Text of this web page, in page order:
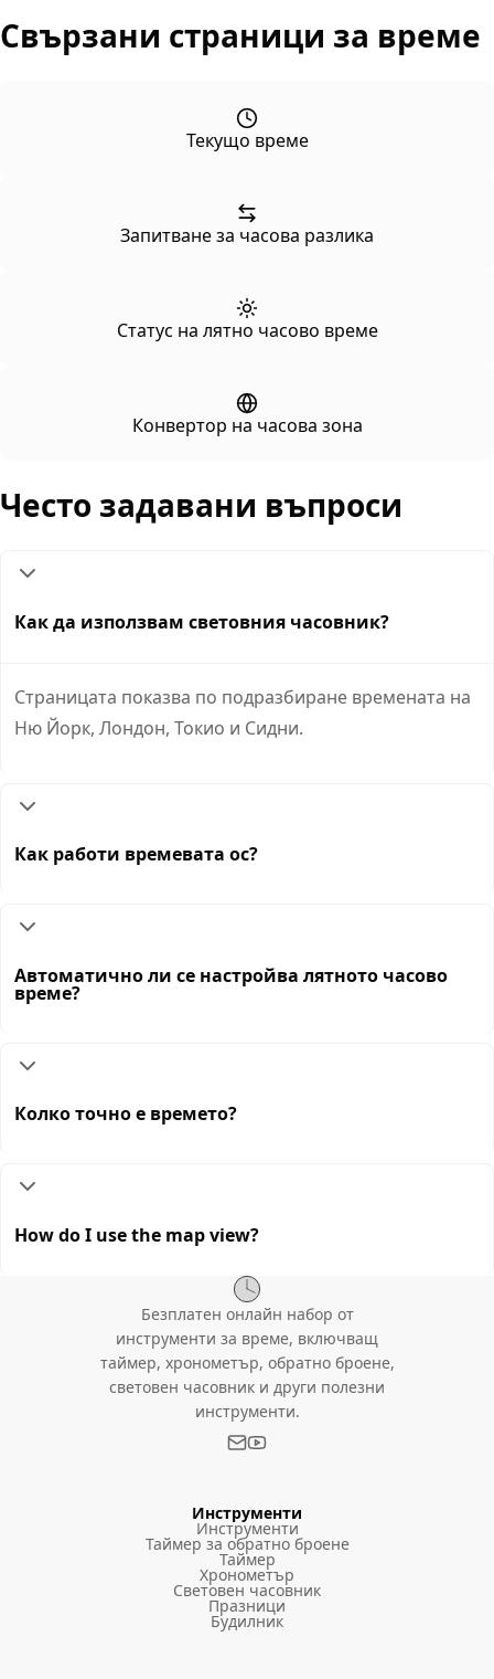
Свързани страници за време
Текущо време
Запитване за часова разлика
Статус на лятно часово време
Конвертор на часова зона
Често задавани въпроси
Как да използвам световния часовник?
Страницата показва по подразбиране времената на
Ню Йорк, Лондон, Токио и Сидни.
Как работи времевата ос?
Автоматично ли се настройва лятното часово
време?
Колко точно е времето?
How do I use the map view?
Безплатен онлайн набор от
инструменти за време, включващ
таймер, хронометър, обратно броене,
световен часовник и други полезни
инструменти.
Инструменти
Инструменти
Таймер за обратно броене
Таймер
Хронометър
Световен часовник
Празници
Будилник